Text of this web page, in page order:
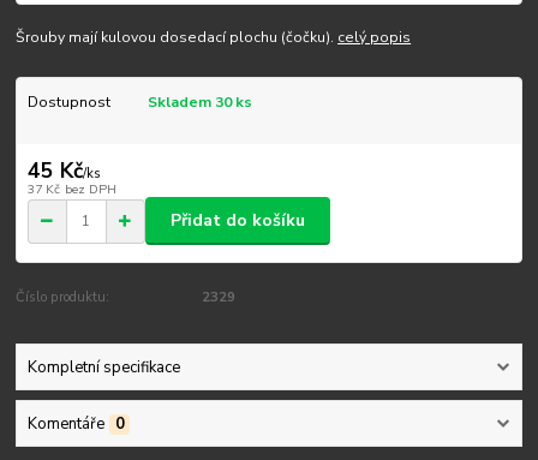
Šrouby mají kulovou dosedací plochu (čočku). celý popis
Dostupnost Skladem 30 ks
45 Kč/ks
37 Kč bez DPH
Přidat do košíku
Číslo produktu: 2329
Kompletní specifikace
Komentáře 0